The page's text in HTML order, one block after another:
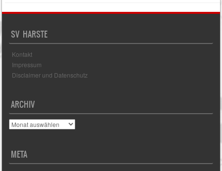
SV HARSTE
Kontakt
Impressum
Disclaimer und Datenschutz
ARCHIV
Archiv
META